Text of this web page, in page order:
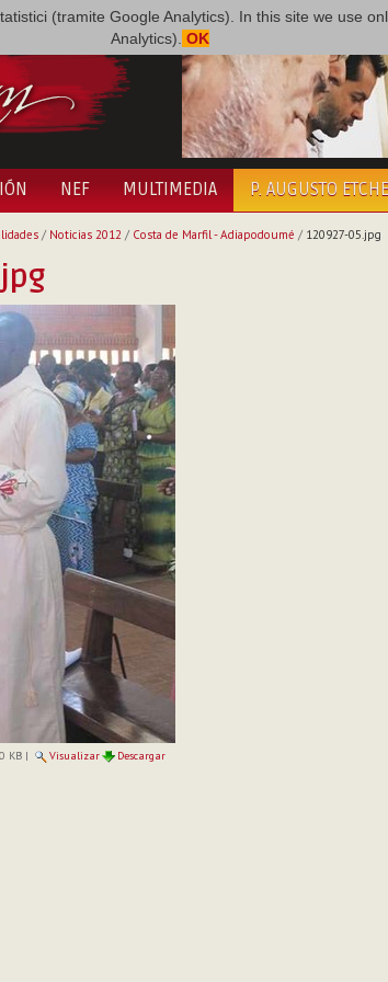
(tramite Google Analytics). In this site we use
Analytics). OK
NEF MULTIMEDIA P. AUGUSTO
/ Noticias 2012 / Costa de Marfil - Adiapodoumé / 120927-05.jpg
KB| Visualizar Descargar